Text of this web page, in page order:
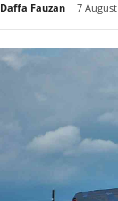
a
Daffa Fauzan- 7